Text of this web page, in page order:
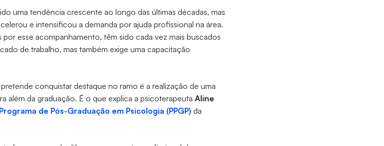
uma tendência crescente ao longo das últimas décadas, mas
e intensificou a demanda por ajuda profissional na área.
esse acompanhamento, têm sido cada vez mais buscados
de trabalho, mas também exige uma capacitação
conquistar destaque no ramo é a realização de uma
além da graduação. É o que explica a psicoterapeutaAline
Programa de Pós-Graduação em Psicologia (PPGP) da